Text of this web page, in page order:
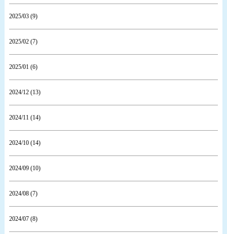
2025/03 (9)
2025/02 (7)
2025/01 (6)
2024/12 (13)
2024/11 (14)
2024/10 (14)
2024/09 (10)
2024/08 (7)
2024/07 (8)